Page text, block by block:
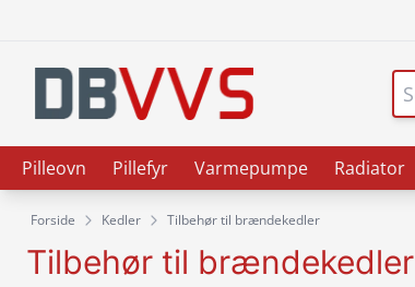
Pilleovn Pillefyr Varmepumpe Radiator
Forside Kedler Tilbehør til brændekedler
Tilbehør til brændekedler